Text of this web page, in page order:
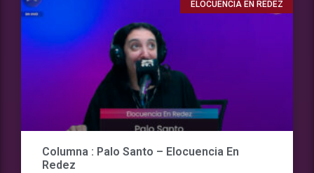
ELOCUENCIA EN REDEZ
Columna : Palo Santo – Elocuencia En
Redez